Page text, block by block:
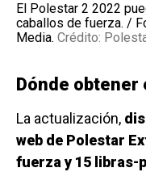
El Polestar 2 2022
caballos de fuerza. /
Media. Crédito:
Dónde
La actualización,
web de Polestar
fuerza y ​​15 libras-